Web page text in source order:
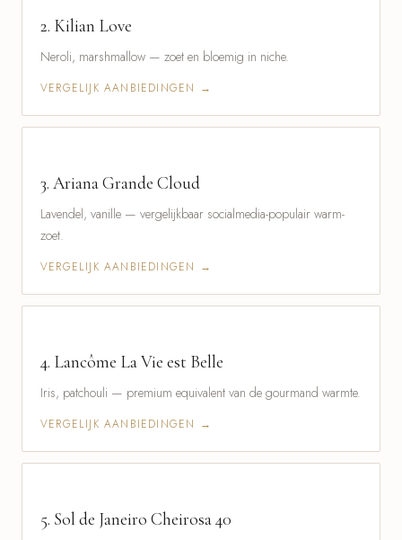
2. Kilian Love
Neroli, marshmallow — zoet en bloemig in niche.
VERGELIJK AANBIEDINGEN →
3. Ariana Grande Cloud
Lavendel, vanille — vergelijkbaar socialmedia-populair warm-
zoet.
VERGELIJK AANBIEDINGEN →
4. Lancôme La Vie est Belle
Iris, patchouli — premium equivalent van de gourmand warmte.
VERGELIJK AANBIEDINGEN →
5. Sol de Janeiro Cheirosa 40